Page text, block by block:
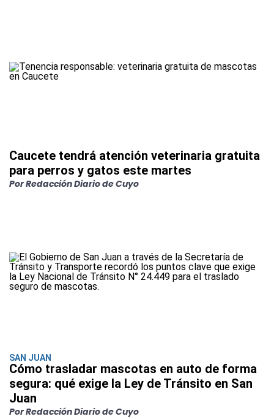
Caucete tendrá atención veterinaria gratuita
para perros y gatos este martes
Por Redacción Diario de Cuyo
SAN JUAN
Cómo trasladar mascotas en auto de forma
segura: qué exige la Ley de Tránsito en San
Juan
Por Redacción Diario de Cuyo